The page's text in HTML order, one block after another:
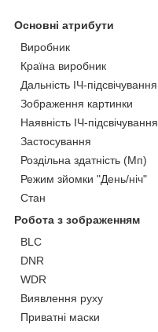
Основні атрибути
Виробник
Країна виробник
Дальність ІЧ-підсвічування
Зображення картинки
Наявність ІЧ-підсвічування
Застосування
Роздільна здатність (Мп)
Режим зйомки "День/ніч"
Стан
Робота з зображенням
BLC
DNR
WDR
Виявлення руху
Приватні маски